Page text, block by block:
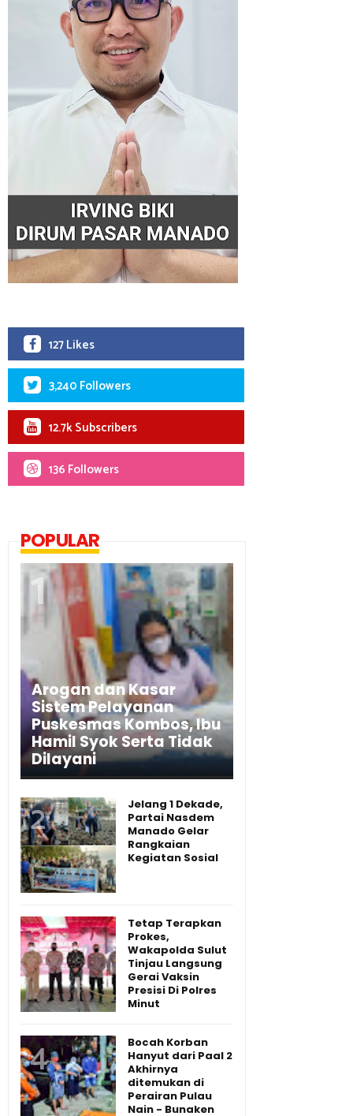
127 Likes
3,240 Followers
12.7k Subscribers
136 Followers
POPULAR
Arogan dan Kasar
Sistem Pelayanan
Puskesmas Kombos, Ibu
Hamil Syok Serta Tidak
Dilayani
Jelang 1 Dekade,
Partai Nasdem
Manado Gelar
Rangkaian
Kegiatan Sosial
Tetap Terapkan
Prokes,
Wakapolda Sulut
Tinjau Langsung
Gerai Vaksin
Presisi Di Polres
Minut
Bocah Korban
Hanyut dari Paal 2
Akhirnya
ditemukan di
Perairan Pulau
Nain - Bunaken